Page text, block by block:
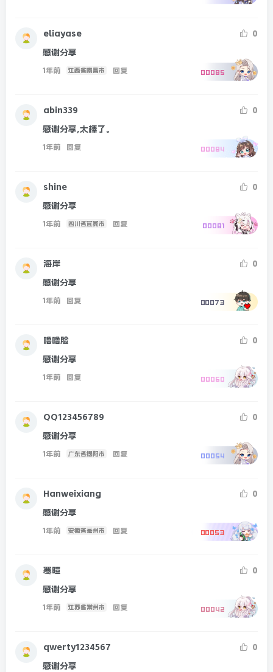
eliayase
0
感谢分享
1年前 江西省南昌市 回复 00085
abin339
0
感谢分享,太棒了。
1年前 回复 00084
shine
0
感谢分享
1年前 四川省宜宾市 回复 00081
海岸
0
感谢分享
1年前 回复 00073
噜噜脸
0
感谢分享
1年前 回复 00060
QQ123456789
0
感谢分享
1年前 广东省揭阳市 回复 00054
Hanweixiang
0
感谢分享
1年前 安徽省亳州市 回复 00053
寒暄
0
感谢分享
1年前 江苏省常州市 回复 00042
qwerty1234567
0
感谢分享